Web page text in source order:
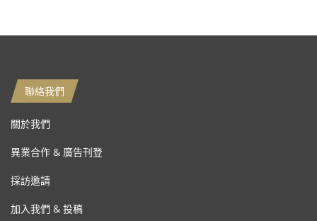
聯絡我們
關於我們
異業合作 & 廣告刊登
採訪邀請
加入我們 & 投稿